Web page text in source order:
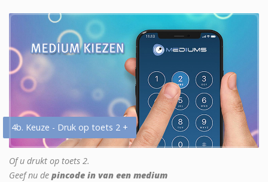
4b. Keuze - Druk op toets 2 +
Of u drukt op toets 2.
Geef nu de pincode in van een medium